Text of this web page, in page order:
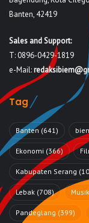
Banten, 42419
Sales and Support:
T: 0896-0429-1819
e-Mail:
Tag
Banten (641)
Ekonomi (366)
Kabupaten Serang
Lebak (708) Musik
Pandeglang (399)